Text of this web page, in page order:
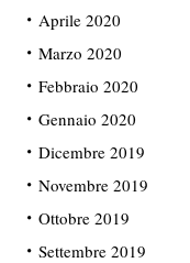
Aprile 2020
Marzo 2020
Febbraio 2020
Gennaio 2020
Dicembre 2019
Novembre 2019
Ottobre 2019
Settembre 2019